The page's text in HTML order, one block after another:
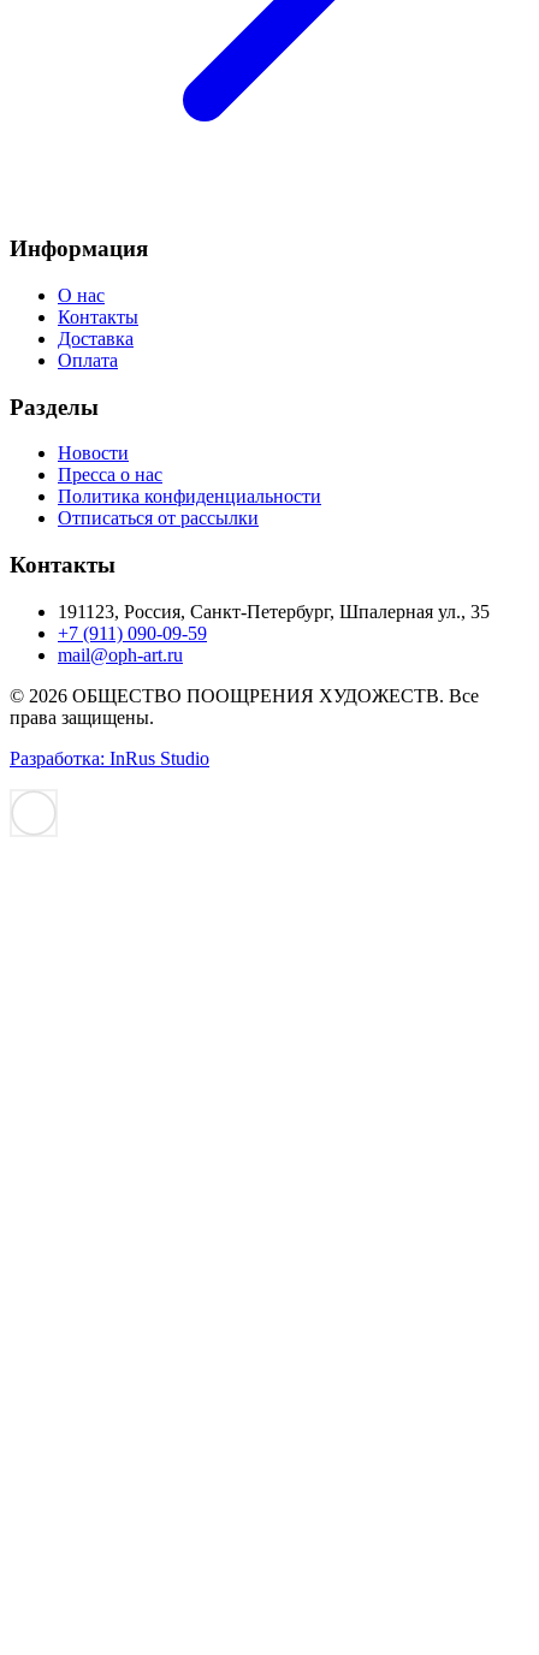
Информация
О нас
Контакты
Доставка
Оплата
Разделы
Новости
Пресса о нас
Политика конфиденциальности
Отписаться от рассылки
Контакты
191123, Россия, Санкт-Петербург, Шпалерная ул., 35
+7 (911) 090-09-59
mail@oph-art.ru
© 2026 ОБЩЕСТВО ПООЩРЕНИЯ ХУДОЖЕСТВ. Все
права защищены.
Разработка: InRus Studio